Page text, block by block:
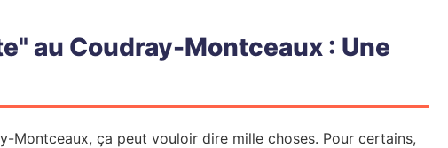
au Coudray-Montceaux : Une
Montceaux, ça peut vouloir dire mille choses. Pour certains,